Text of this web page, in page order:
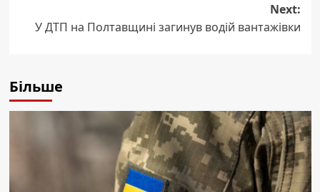
Next:
У ДТП на Полтавщині загинув водій вантажівки
Більше